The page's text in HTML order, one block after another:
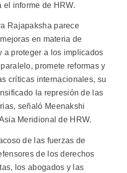
el informe de HRW.
Rajapaksha parece
en materia de
a proteger a los implicados
promete reformas y
críticas internacionales, su
la represión de las
señaló Meenakshi
Meridional de HRW.
de las fuerzas de
de los derechos
los abogados y las